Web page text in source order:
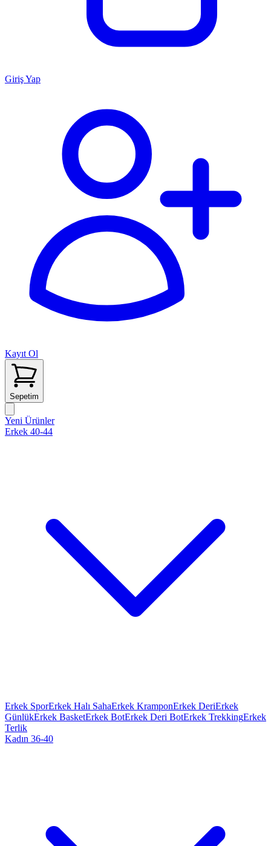
Giriş Yap
Kayıt Ol
Sepetim
Yeni Ürünler
Erkek 40-44
Erkek SporErkek Halı SahaErkek KramponErkek DeriErkek
GünlükErkek BasketErkek BotErkek Deri BotErkek TrekkingErkek
Terlik
Kadın 36-40